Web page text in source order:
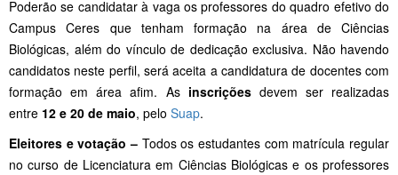
Poderão se candidatar à vaga os professores do quadro efetivo do
Campus Ceres que tenham formação na área de Ciências
Biológicas, além do vínculo de dedicação exclusiva. Não havendo
candidatos neste perfil, será aceita a candidatura de docentes com
formação em área afim. As inscriçõesdevem ser realizadas
entre 12 e 20 de maio, pelo Suap.
Eleitores e votação – Todos os estudantes com matrícula regular
no curso de Licenciatura em Ciências Biológicas e os professores